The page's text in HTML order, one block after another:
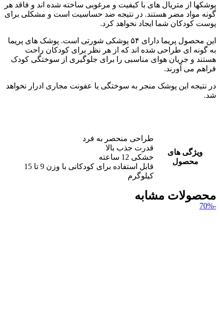
پوشکها از متریال های با کیفیت و مرغوبی ساخته شده اند و فاقد هر
گونه مواد مضر هستند. در نتیجه ضد حساسیت است و مشکلی برای
پوست کودکان شما ایجاد نخواهد کرد.
این محصول پریما دارای ۵۴ پوشکی شورتی است. پوشک های پریما
به گونه ای طراحی شده اند که از هر نظر برای کودکان راحت
هستند و جریان هوای مناسبی را برای جلوگیری از سوختگی کودک
فراهم می آورند.
در نتیجه این پوشک منجر به سوختگی یا عفونت مجاری ادرار نخواهد
شد.
ویژگی های
محصول
طراحی منحصر به فرد
قدرت جذب بالا
خشکی 12 ساعته
قابل استفاده برای کودکانی با وزن 9 تا 15
کیلوگرم
محصولات مشابه
-70%